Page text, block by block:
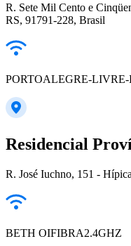
R. Sete Mil Cento e
RS, 91791-228, Brasil
PORTOALEGRE-
Residencial
R. José Iuchno, 151 -
BETH OIFIBRA2.4GHZ